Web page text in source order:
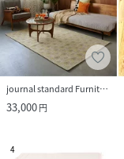
journal standard Furniture
33,000円
4